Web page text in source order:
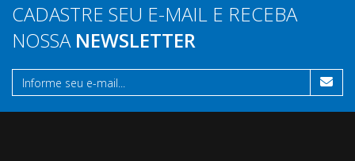
CADASTRE SEU E-MAIL E RECEBA
NOSSA NEWSLETTER